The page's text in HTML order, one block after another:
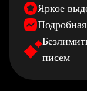
Яркое
писем